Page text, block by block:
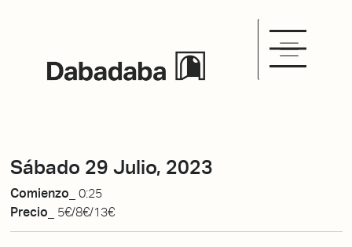
Sábado 29 Julio, 2023
Comienzo_ 0:25
Precio_ 5€/8€/13€